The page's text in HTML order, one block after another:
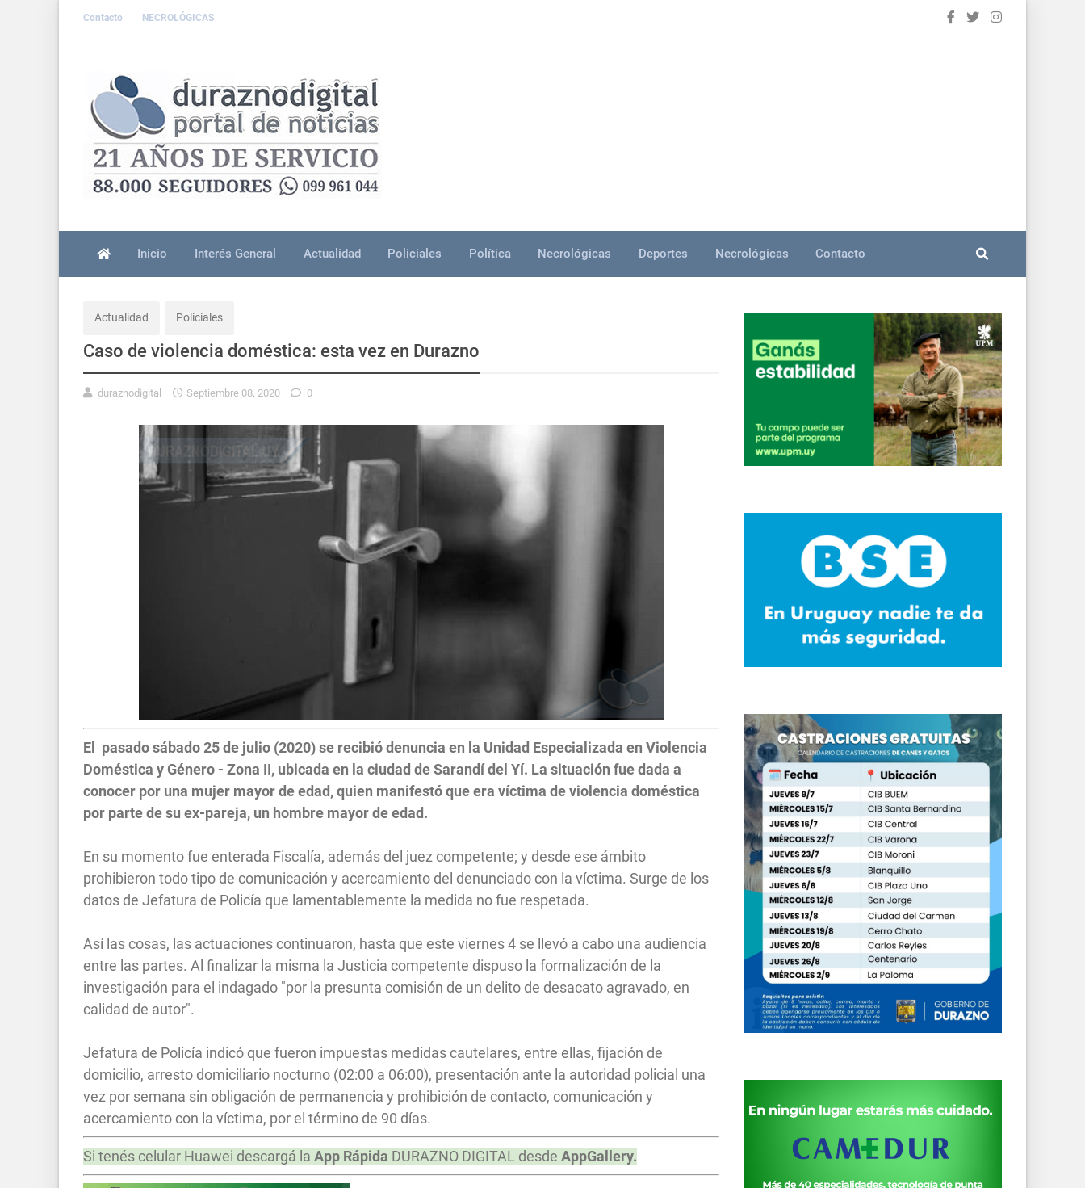
Contacto NECROLÓGICAS
Inicio Interés General Actualidad Policiales Política Necrológicas Deportes Necrológicas Contacto
Actualidad Policiales
Caso de violencia doméstica: esta vez en Durazno
duraznodigital Septiembre 08, 2020 0
El pasado sábado 25 de julio (2020) se recibió denuncia en la Unidad Especializada en Violencia
Doméstica y Género - Zona II, ubicada en la ciudad de Sarandí del Yí. La situación fue dada a
conocer por una mujer mayor de edad, quien manifestó que era víctima de violencia doméstica
por parte de su ex-pareja, un hombre mayor de edad.
En su momento fue enterada Fiscalía, además del juez competente; y desde ese ámbito
prohibieron todo tipo de comunicación y acercamiento del denunciado con la víctima. Surge de los
datos de Jefatura de Policía que lamentablemente la medida no fue respetada.
Así las cosas, las actuaciones continuaron, hasta que este viernes 4 se llevó a cabo una audiencia
entre las partes. Al finalizar la misma la Justicia competente dispuso la formalización de la
investigación para el indagado "por la presunta comisión de un delito de desacato agravado, en
calidad de autor".
Jefatura de Policía indicó que fueron impuestas medidas cautelares, entre ellas, fijación de
domicilio, arresto domiciliario nocturno (02:00 a 06:00), presentación ante la autoridad policial una
vez por semana sin obligación de permanencia y prohibición de contacto, comunicación y
acercamiento con la víctima, por el término de 90 días.
Si tenés celular Huawei descargá la App Rápida DURAZNO DIGITAL desde AppGallery.